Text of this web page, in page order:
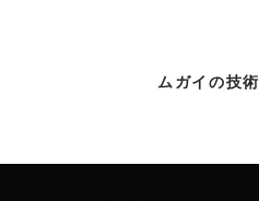
ムガイの技術